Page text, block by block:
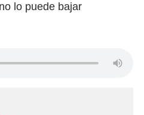
lo puede bajar